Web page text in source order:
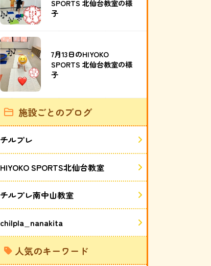
SPORTS 北仙台教室の様
子
7月13日のHIYOKO
SPORTS 北仙台教室の様
子
施設ごとのブログ
チルプレ
HIYOKO SPORTS北仙台教室
チルプレ南中山教室
chilpla_nanakita
人気のキーワード